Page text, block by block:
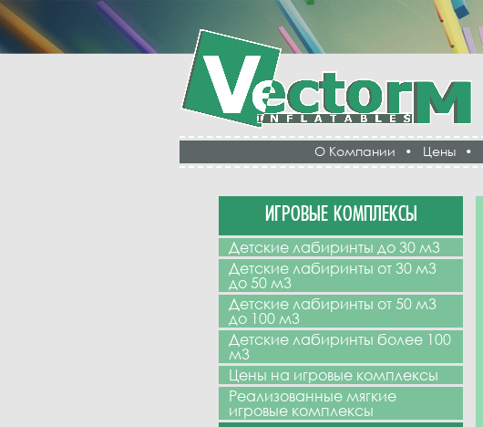
О Компании • Цены •
ИГРОВЫЕ КОМПЛЕКСЫ
Детские лабиринты до 30 м3
Детские лабиринты от 30 м3
до 50 м3
Детские лабиринты от 50 м3
до 100 м3
Детские лабиринты более 100
м3
Цены на игровые комплексы
Реализованные мягкие
игровые комплексы